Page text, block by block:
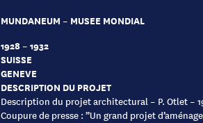
MUNDANEUM – MUSEE MONDIAL
1928 – 1932
SUISSE
GENEVE
DESCRIPTION DU PROJET
Description du projet architectural – P. Otlet –
Coupure de presse : ”Un grand projet